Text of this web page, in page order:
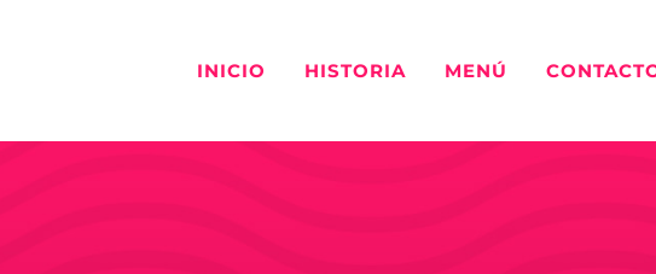
INICIO HISTORIA MENÚ